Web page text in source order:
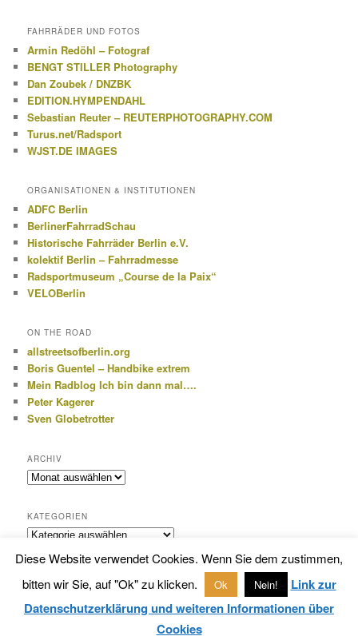
FAHRRÄDER UND FOTOS
Armin Redöhl – Fotograf
BENGT STILLER Photography
Dan Zoubek / DNZBK
EDITION.HYMPENDAHL
Sebastian Reuter – REUTERPHOTOGRAPHY.COM
Turus.net/Radsport
WJST.DE IMAGES
ORGANISATIONEN & INSTITUTIONEN
ADFC Berlin
BerlinerFahrradSchau
Historische Fahrräder Berlin e.V.
kolektif Berlin – Fahrradmesse
Radsportmuseum „Course de la Paix“
VELOBerlin
ON THE ROAD
allstreetsofberlin.org
Boris Guentel – Handbike extrem
Mein Radblog Ich bin dann mal….
Peter Kagerer
Sven Globetrotter
ARCHIV
Archiv
KATEGORIEN
Kategorien
Datenschutzerklärung Stolz präsentiert von WordPress
Diese Website verwendet Cookies. Wenn Sie dem zustimmen,
bitten wir Sie, auf "Ok" zu klicken.
Ok Nein!
Link zur
Datenschutzerklärung und weiteren Informationen über
Cookies